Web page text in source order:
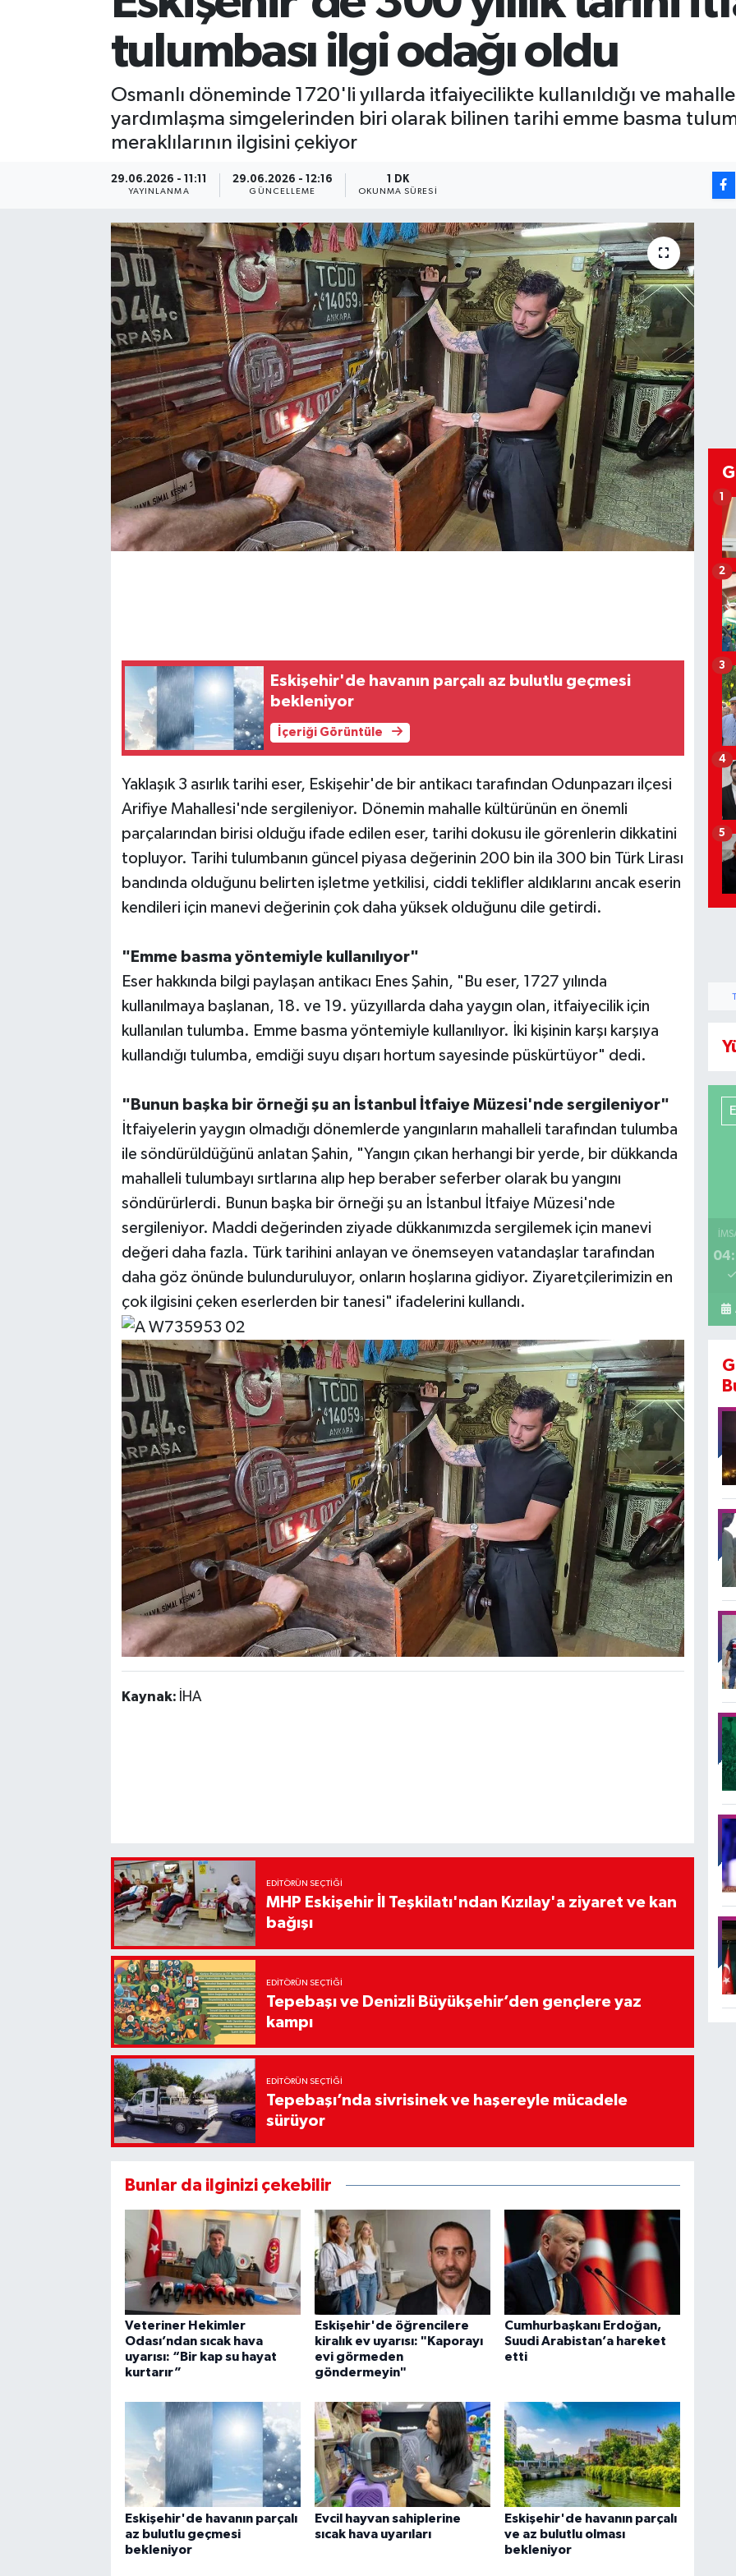
tulumbası ilgi odağı oldu
Osmanlı döneminde 1720'li yıllarda itfaiyecilikte kullanıldığı ve
yardımlaşma simgelerinden biri olarak bilinen tarihi emme basma
meraklılarının ilgisini çekiyor
29.06.2026 - 11:11
YAYINLANMA
29.06.2026 - 12:16
GÜNCELLEME
1 DK
OKUNMA SÜRESI
Eskişehir'de havanın parçalı az bulutlu geçmesi
bekleniyor
İçeriği Görüntüle
Yaklaşık 3 asırlık tarihi eser, Eskişehir'de bir antikacı tarafından Odunpazarı ilçesi
Arifiye Mahallesi'nde sergileniyor. Dönemin mahalle kültürünün en önemli
parçalarından birisi olduğu ifade edilen eser, tarihi dokusu ile görenlerin dikkatini
topluyor. Tarihi tulumbanın güncel piyasa değerinin 200 bin ila 300 bin Türk Lirası
bandında olduğunu belirten işletme yetkilisi, ciddi teklifler aldıklarını ancak eserin
kendileri için manevi değerinin çok daha yüksek olduğunu dile getirdi.
"Emme basma yöntemiyle kullanılıyor"
Eser hakkında bilgi paylaşan antikacı Enes Şahin, "Bu eser, 1727 yılında
kullanılmaya başlanan, 18. ve 19. yüzyıllarda daha yaygın olan, itfaiyecilik için
kullanılan tulumba. Emme basma yöntemiyle kullanılıyor. İki kişinin karşı karşıya
kullandığı tulumba, emdiği suyu dışarı hortum sayesinde püskürtüyor" dedi.
"Bunun başka bir örneği şu an İstanbul İtfaiye Müzesi'nde sergileniyor"
İtfaiyelerin yaygın olmadığı dönemlerde yangınların mahalleli tarafından tulumba
ile söndürüldüğünü anlatan Şahin, "Yangın çıkan herhangi bir yerde, bir dükkanda
mahalleli tulumbayı sırtlarına alıp hep beraber seferber olarak bu yangını
söndürürlerdi. Bunun başka bir örneği şu an İstanbul İtfaiye Müzesi'nde
sergileniyor. Maddi değerinden ziyade dükkanımızda sergilemek için manevi
değeri daha fazla. Türk tarihini anlayan ve önemseyen vatandaşlar tarafından
daha göz önünde bulunduruluyor, onların hoşlarına gidiyor. Ziyaretçilerimizin en
çok ilgisini çeken eserlerden bir tanesi" ifadelerini kullandı.
Kaynak: İHA
EDITÖRÜN SEÇTIĞI
MHP Eskişehir İl Teşkilatı'ndan Kızılay'a ziyaret ve kan
bağışı
EDITÖRÜN SEÇTIĞI
Tepebaşı ve Denizli Büyükşehir’den gençlere yaz
kampı
EDITÖRÜN SEÇTIĞI
Tepebaşı’nda sivrisinek ve haşereyle mücadele
sürüyor
Bunlar da ilginizi çekebilir
Veteriner Hekimler
Odası’ndan sıcak hava
uyarısı: “Bir kap su hayat
kurtarır”
Eskişehir'de öğrencilere
kiralık ev uyarısı: "Kaporayı
evi görmeden
göndermeyin"
Cumhurbaşkanı Erdoğan,
Suudi Arabistan’a hareket
etti
Eskişehir'de havanın parçalı
az bulutlu geçmesi
bekleniyor
Evcil hayvan sahiplerine
sıcak hava uyarıları
Eskişehir'de havanın parçalı
ve az bulutlu olması
bekleniyor
1
2
3
4
5